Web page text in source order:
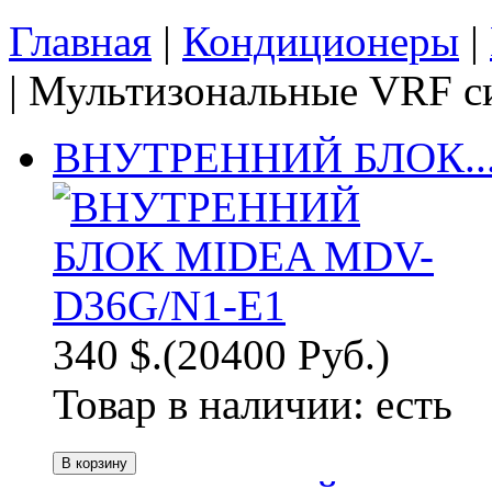
Главная | Кондиционеры |
| Мультизональные VRF
ВНУТРЕННИЙ
340 $.(20400 Руб.)
Товар в наличии: есть